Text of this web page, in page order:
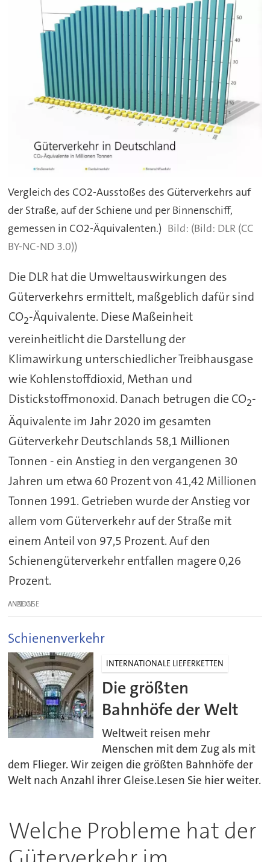
Vergleich des CO2-Ausstoßes des Güterverkehrs auf
der Straße, auf der Schiene und per Binnenschiff,
gemessen in CO2-Äquivalenten.)
(Bild: DLR (CC
BY-NC-ND 3.0))
Die DLR hat die Umweltauswirkungen des
Güterverkehrs ermittelt, maßgeblich dafür sind
CO2-Äquivalente. Diese Maßeinheit
vereinheitlicht die Darstellung der
Klimawirkung unterschiedlicher Treibhausgase
wie Kohlenstoffdioxid, Methan und
Distickstoffmonoxid. Danach betrugen die CO2-
Äquivalente im Jahr 2020 im gesamten
Güterverkehr Deutschlands 58,1 Millionen
Tonnen - ein Anstieg in den vergangenen 30
Jahren um etwa 60 Prozent von 41,42 Millionen
Tonnen 1991. Getrieben wurde der Anstieg vor
allem vom Güterverkehr auf der Straße mit
einem Anteil von 97,5 Prozent. Auf den
Schienengüterverkehr entfallen magere 0,26
Prozent.
ANZEIGE
Schienenverkehr
INTERNATIONALE LIEFERKETTEN
Die größten
Bahnhöfe der Welt
Weltweit reisen mehr
Menschen mit dem Zug als mit
dem Flieger. Wir zeigen die größten Bahnhöfe der
Welt nach Anzahl ihrer Gleise.Lesen Sie hier weiter.
Welche Probleme hat der